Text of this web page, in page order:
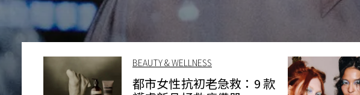
BEAUTY & WELLNESS
都市女性抗初老急救：9 款